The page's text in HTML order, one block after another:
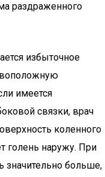
раздраженного
избыточное
имеется
связки, врач
коленного
голень наружу. При
значительно больше,